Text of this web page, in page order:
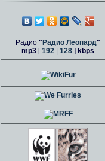
Радио " Радио Леопард"
mp3 [192 128 ] kbps